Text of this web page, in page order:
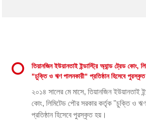
তিয়ানজিন ইউয়ানতাই ইন্ডাস্ট্রি অ্যান্ড ট্রেড কোং,
"চুক্তি ও ঋণ পালনকারী" প্রতিষ্ঠান হিসেবে পুরস্কৃত
২০১৪ সালের মে মাসে, তিয়ানজিন ইউয়ানতাই
কোং, লিমিটেড পৌর সরকার কর্তৃক "চুক্তি ও
প্রতিষ্ঠান হিসেবে পুরস্কৃত হয়।